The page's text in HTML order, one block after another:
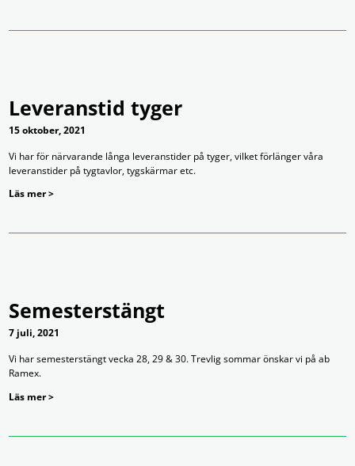
Leveranstid tyger
15 oktober, 2021
Vi har för närvarande långa leveranstider på tyger, vilket förlänger våra
leveranstider på tygtavlor, tygskärmar etc.
Läs mer >
Semesterstängt
7 juli, 2021
Vi har semesterstängt vecka 28, 29 & 30. Trevlig sommar önskar vi på ab
Ramex.
Läs mer >